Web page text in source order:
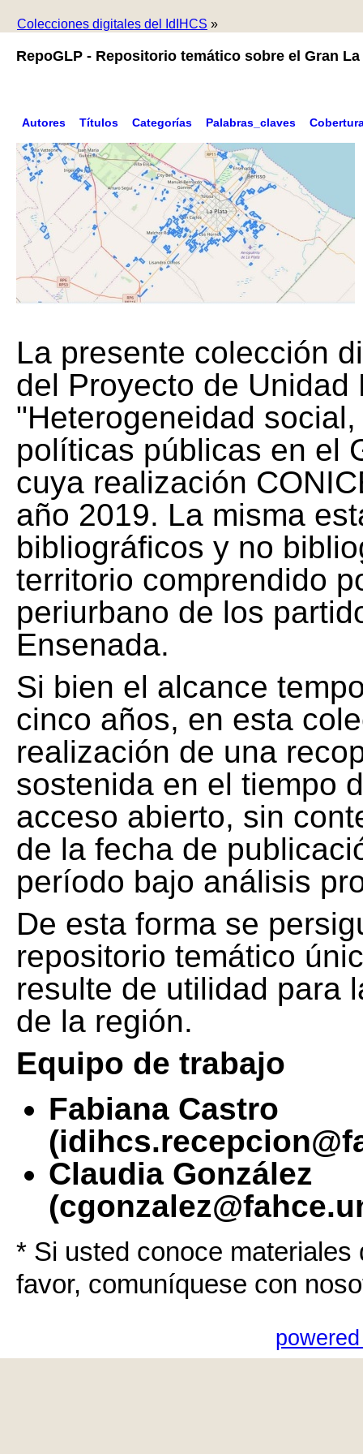
Colecciones digitales del IdIHCS »
RepoGLP - Repositorio temático sobre el Gran La
Autores Títulos Categorías Palabras_claves
La presente colección
del Proyecto de Unidad
"Heterogeneidad
políticas públicas en el
cuya realización
año 2019. La misma
bibliográficos y no
territorio comprendido
periurbano de los
Ensenada.
Si bien el alcance
cinco años, en esta
realización de una
sostenida en el tiempo
acceso abierto, sin
de la fecha de
período bajo análisis
De esta forma se
repositorio temático
resulte de utilidad para
de la región.
Equipo de trabajo
Fabiana Castro
Claudia González
* Si usted conoce
favor, comuníquese con